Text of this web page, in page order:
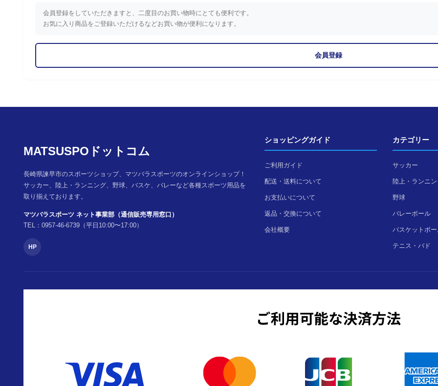
会員登録をしていただきますと、二度目のお買い物時にとても便利です。
お気に入り商品をご登録いただけるなどお買い物が便利になります。
会員登録
MATSUSPOドットコム
長崎県諫早市のスポーツショップ、マツバラスポーツのオンラインショップ！
サッカー、陸上・ランニング、野球、バスケ、バレーなど各種スポーツ用品を
取り揃えております。
マツバラスポーツ ネット事業部（通信販売専用窓口）
TEL：0957-46-6739（平日10:00〜17:00）
HP
ショッピングガイド
ご利用ガイド
配送・送料について
お支払いについて
返品・交換について
会社概要
カテゴリー
サッカー
陸上・ランニ
野球
バレーボール
バスケットボ
テニス・バド